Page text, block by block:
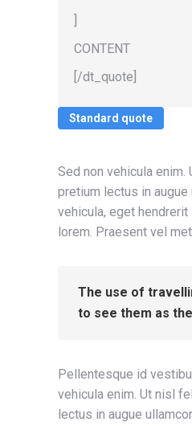
CONTENT
[/dt_quote]
Standard quote
Sed non vehicula
pretium lectus in
vehicula, eget
lorem. Praesent vel
The use of
to see them as
Pellentesque id
vehicula enim. Ut nisl
lectus in augue